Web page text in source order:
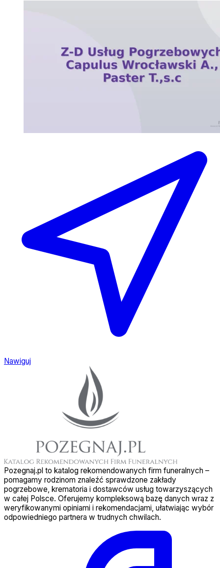
Nawiguj
Pozegnaj.pl to katalog rekomendowanych firm funeralnych –
pomagamy rodzinom znaleźć sprawdzone zakłady
pogrzebowe, krematoria i dostawców usług towarzyszących
w całej Polsce. Oferujemy kompleksową bazę danych wraz z
weryfikowanymi opiniami i rekomendacjami, ułatwiając wybór
odpowiedniego partnera w trudnych chwilach.